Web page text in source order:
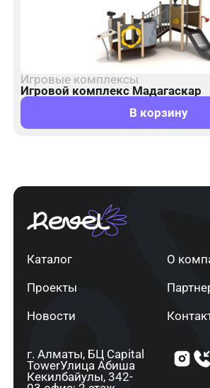
Игровые комплексы
Игровой комплекс Мадагаскар
В корзину
Каталог
О
Проекты
Новости
г. Алматы, ​БЦ Capital
Tower​Улица Абиша
Кекилбайулы, 34​2-